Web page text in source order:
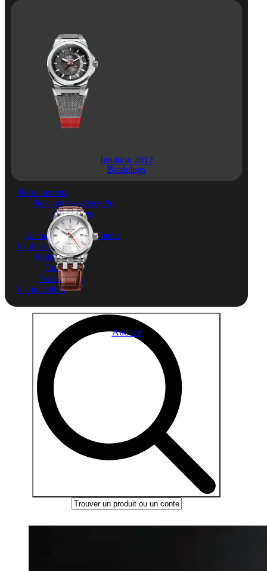
Intuition 2012
Audace
Bradelugs
Notre univers
Nos ambassadeurs &
Partenaires
Le club
Actualités & Évènements
La maison
Notre histoire
Concept
Nos valeurs
L'application